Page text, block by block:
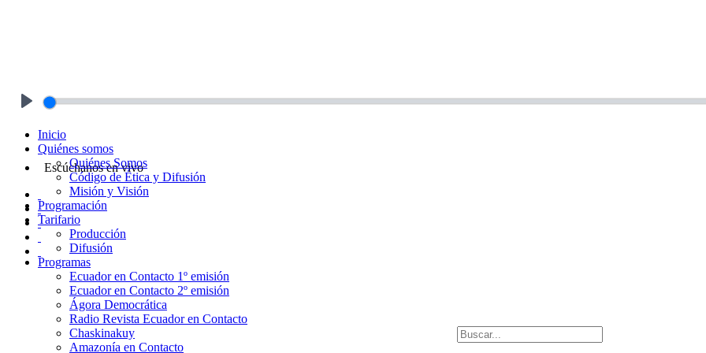
Escúchanos en vivo
Inicio
Quiénes somos
Quiénes Somos
Código de Ética y Difusión
Misión y Visión
Programación
Tarifario
Producción
Difusión
Programas
Ecuador en Contacto 1º emisión
Ecuador en Contacto 2º emisión
Ágora Democrática
Radio Revista Ecuador en Contacto
Chaskinakuy
Amazonía en Contacto